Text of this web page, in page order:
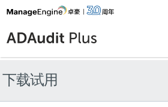
下载试用